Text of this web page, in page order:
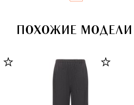
ПОХОЖИЕ МОДЕЛИ